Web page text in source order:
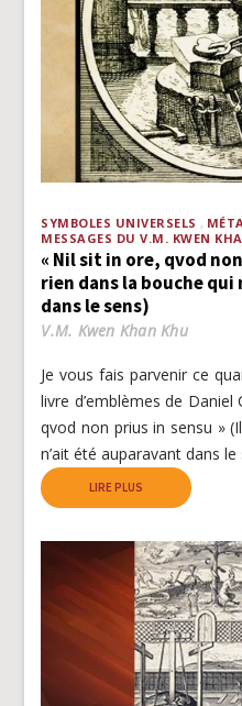
SYMBOLES UNIVERSELS
MESSAGES DU V.M. KWEN
« Nil sit in ore, qvod
rien dans la bouche
dans le sens)
V.M. Kwen Khan Khu
Je vous fais parvenir ce
livre d’emblèmes de
qvod non prius in sensu »
n’ait été auparavant dans le
LIRE PLUS